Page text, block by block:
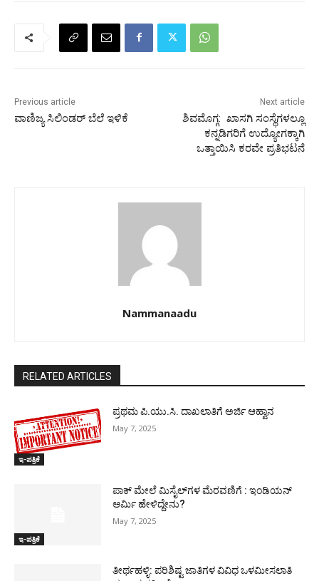
Previous article
ವಾಣಿಜ್ಯ ಸಿಲಿಂಡರ್ ಬೆಲೆ ಇಳಿಕೆ
Next article
ಶಿವಮೊಗ್ಗ: ಖಾಸಗಿ ಸಂಸ್ಥೆಗಳಲ್ಲೂ
ಕನ್ನಡಿಗರಿಗೆ ಉದ್ಯೋಗಕ್ಕಾಗಿ
ಒತ್ತಾಯಿಸಿ ಕರವೇ ಪ್ರತಿಭಟನೆ
Nammanaadu
RELATED ARTICLES
ಇ-ಪತ್ರಿಕೆ
ಪ್ರಥಮ ಪಿ.ಯು.ಸಿ. ದಾಖಲಾತಿಗೆ ಅರ್ಜಿ ಆಹ್ವಾನ
May 7, 2025
ಇ-ಪತ್ರಿಕೆ
ಪಾಕ್​ ಮೇಲೆ ಮಿಸೈಲ್​ಗಳ ಮೆರವಣಿಗೆ : ಇಂಡಿಯನ್
ಆರ್ಮಿ ಹೇಳಿದ್ದೇನು?
May 7, 2025
ತೀರ್ಥಹಳ್ಳಿ: ಪರಿಶಿಷ್ಟ ಜಾತಿಗಳ ವಿವಿಧ ಒಳಮೀಸಲಾತಿ